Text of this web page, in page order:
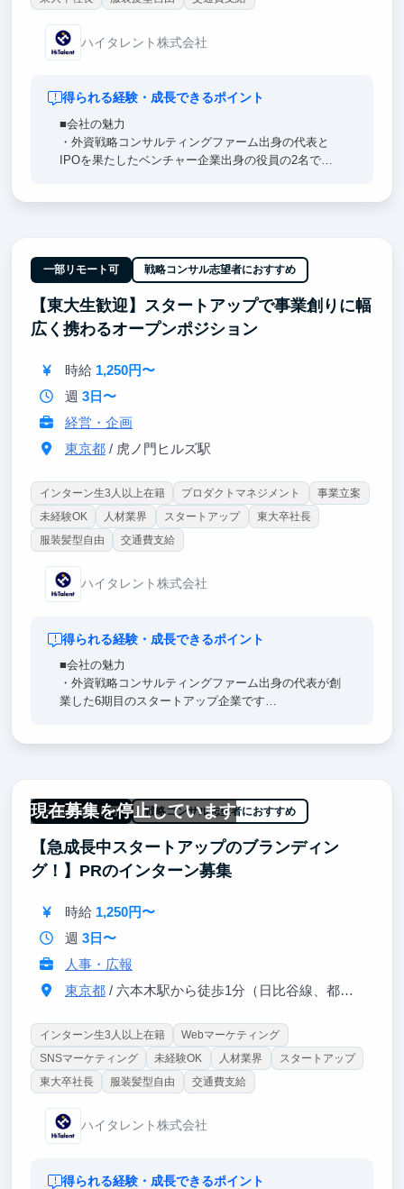
ハイタレント株式会社
得られる経験・成長できるポイント
■会社の魅力
・外資戦略コンサルティングファーム出身の代表と
IPOを果たしたベンチャー企業出身の役員の2名で創
を持って働くことができます
・営業・コミュニケーションスキルだけでなくビジネ
ススキル全般が身に付きます
一部リモート可 戦略コンサル志望者におすすめ
【東大生歓迎】スタートアップで事業創りに幅
広く携わるオープンポジション
時給 1,250円〜
週 3日〜
経営・企画
東京都/ 虎ノ門ヒルズ駅
インターン生3人以上在籍 プロダクトマネジメント
事業立案
未経験OK
人材業界 スタートアップ
東大卒社長
服装髪型自由
交通費支給
ハイタレント株式会社
得られる経験・成長できるポイント
■会社の魅力
・外資戦略コンサルティングファーム出身の代表が創
業した6期目のスタートアップ企業です
・地道な業務や泥臭い業務は多いものの、大きな裁量
を持って働くことができます
現在募集を停止しています
一部リモート可 戦略コンサル志望者におすすめ
【急成長中スタートアップのブランディン
グ！】PRのインターン募集
時給 1,250円〜
週 3日〜
人事・広報
東京都/ 六本木駅から徒歩1分（日比谷線、都営大江戸線）
インターン生3人以上在籍
Webマーケティング
SNSマーケティング
未経験OK 人材業界
スタートアップ
東大卒社長
服装髪型自由 交通費支給
ハイタレント株式会社
得られる経験・成長できるポイント